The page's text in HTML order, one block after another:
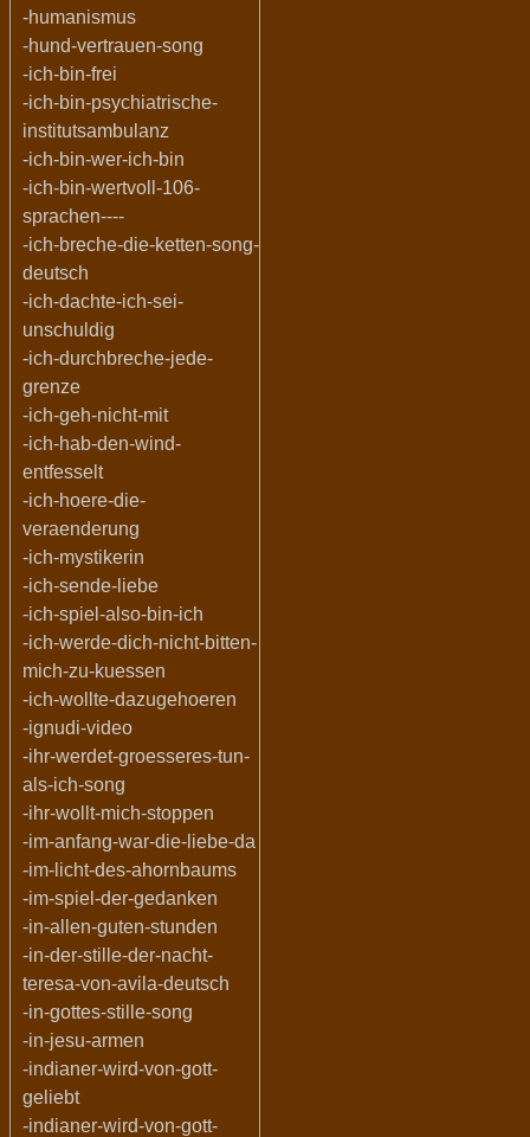
-humanismus
-hund-vertrauen-song
-ich-bin-frei
-ich-bin-psychiatrische-
institutsambulanz
-ich-bin-wer-ich-bin
-ich-bin-wertvoll-106-
sprachen----
-ich-breche-die-ketten-song-
deutsch
-ich-dachte-ich-sei-
unschuldig
-ich-durchbreche-jede-
grenze
-ich-geh-nicht-mit
-ich-hab-den-wind-
entfesselt
-ich-hoere-die-
veraenderung
-ich-mystikerin
-ich-sende-liebe
-ich-spiel-also-bin-ich
-ich-werde-dich-nicht-bitten-
mich-zu-kuessen
-ich-wollte-dazugehoeren
-ignudi-video
-ihr-werdet-groesseres-tun-
als-ich-song
-ihr-wollt-mich-stoppen
-im-anfang-war-die-liebe-da
-im-licht-des-ahornbaums
-im-spiel-der-gedanken
-in-allen-guten-stunden
-in-der-stille-der-nacht-
teresa-von-avila-deutsch
-in-gottes-stille-song
-in-jesu-armen
-indianer-wird-von-gott-
geliebt
-indianer-wird-von-gott-